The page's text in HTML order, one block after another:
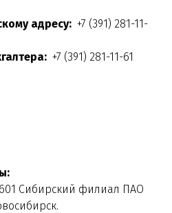
адресу: +7 (391) 281-11-
+7 (391) 281-11-61
Сибирский филиал ПАО